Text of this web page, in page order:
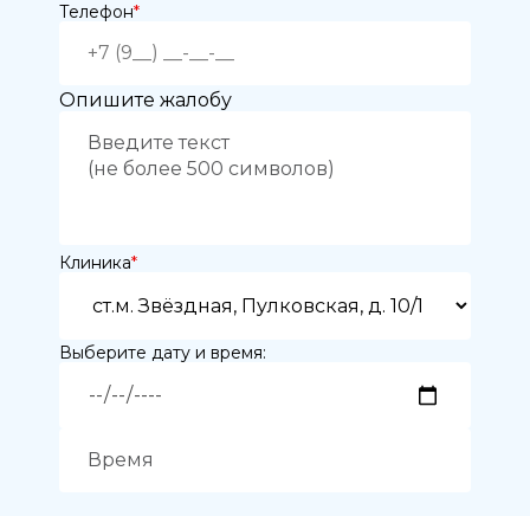
Телефон*
Опишите жалобу
Клиника*
Выберите дату и время: